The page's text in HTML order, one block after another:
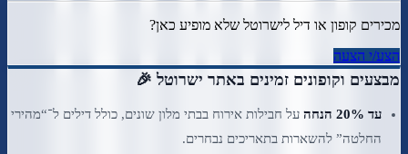
מכירים קופון או דיל לישרוטל שלא מופיע כאן?
הצע/י הצעה
מבצעים וקופונים זמינים באתר ישרוטל 🎉
עד 20% הנחה
על חבילות אירוח בבתי מלון שונים, כולל דילים ל־“מהירי
החלטה” להשארות בתאריכים נבחרים.